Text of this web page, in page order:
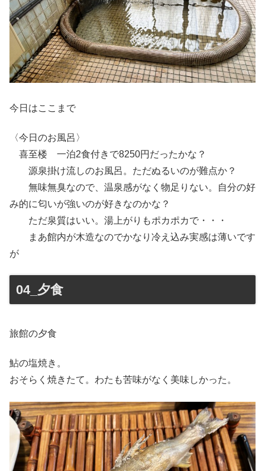
今日はここまで
〈今日のお風呂〉
喜至楼 一泊2食付きで8250円だったかな？
源泉掛け流しのお風呂。ただぬるいのが難点か？
無味無臭なので、温泉感がなく物足りない。自分の好
み的に匂いが強いのが好きなのかな？
ただ泉質はいい。湯上がりもポカポカで・・・
まあ館内が木造なのでかなり冷え込み実感は薄いです
が
04_夕食
旅館の夕食
鮎の塩焼き。
おそらく焼きたて。わたも苦味がなく美味しかった。